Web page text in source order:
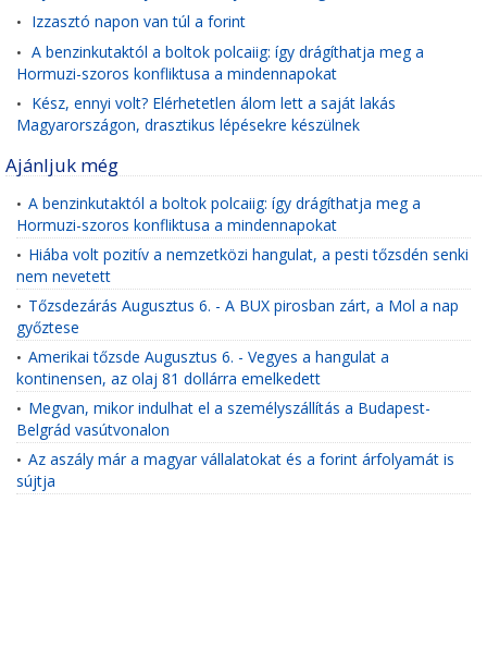
• Izzasztó napon van túl a forint
• A benzinkutaktól a boltok polcaiig: így drágíthatja meg a
Hormuzi-szoros konfliktusa a mindennapokat
• Kész, ennyi volt? Elérhetetlen álom lett a saját lakás
Magyarországon, drasztikus lépésekre készülnek
Ajánljuk még
• A benzinkutaktól a boltok polcaiig: így drágíthatja meg a
Hormuzi-szoros konfliktusa a mindennapokat
• Hiába volt pozitív a nemzetközi hangulat, a pesti tőzsdén senki
nem nevetett
• Tőzsdezárás Augusztus 6. - A BUX pirosban zárt, a Mol a nap
győztese
• Amerikai tőzsde Augusztus 6. - Vegyes a hangulat a
kontinensen, az olaj 81 dollárra emelkedett
• Megvan, mikor indulhat el a személyszállítás a Budapest-
Belgrád vasútvonalon
• Az aszály már a magyar vállalatokat és a forint árfolyamát is
sújtja